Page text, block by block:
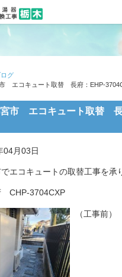
グ
エコキュート取替 長府：EHP-
宮市 エコキュート取替
04月03日
エコキュートの取替工事を承
CHP-3704CXP
（工事前）